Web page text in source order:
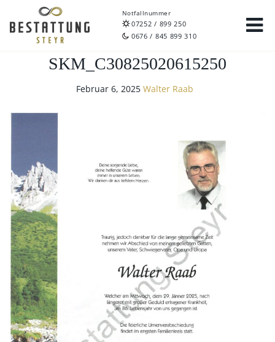
Notfallnummer
07252 / 899 250
0676 / 845 899 310
SKM_C30825020615250
Februar 6, 2025 Walter Raab